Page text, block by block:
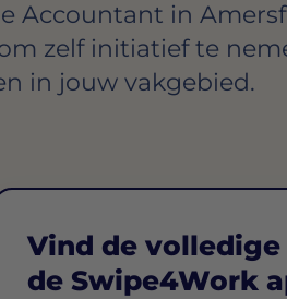
Accountant in
zelf initiatief te
in jouw vakgebied.
Vind de
de Swipe4Work